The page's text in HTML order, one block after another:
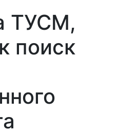
ТУСМ,
поиск